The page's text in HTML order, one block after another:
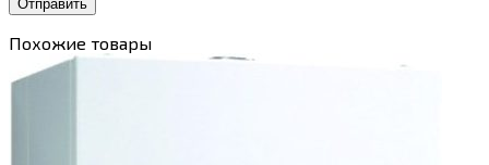
Похожие товары